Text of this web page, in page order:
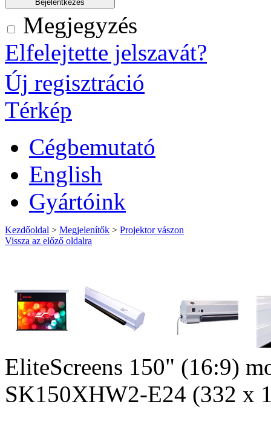
Megjegyzés
Elfelejtette jelszavát?
Új regisztráció
Térkép
Cégbemutató
English
Gyártóink
Kezdőoldal > Megjelenítők > Projektor vászon
Vissza az előző oldalra
EliteScreens 150" (16:9)
SK150XHW2-E24 (332 x